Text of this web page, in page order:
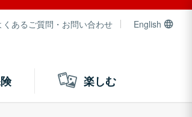
くあるご質問・お問い合わせ English
楽しむ